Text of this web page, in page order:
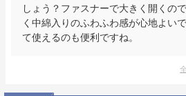
しょう？ファスナーで大きく開くの
く中綿入りのふわふわ感が心地よい
て使えるのも便利ですね。